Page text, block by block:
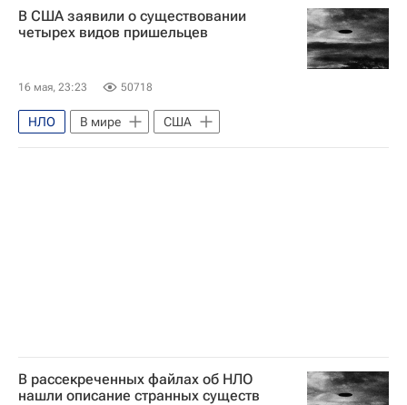
Базз Олдрин
НАСА
В США заявили о существовании
четырех видов пришельцев
16 мая, 23:23 50718
НЛО В мире США
В рассекреченных файлах об НЛО
нашли описание странных существ